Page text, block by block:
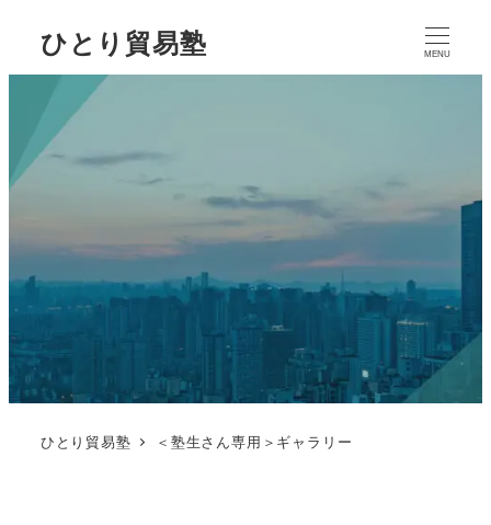
ひとり貿易塾 MENU
ひとり貿易塾 ＜塾生さん専用＞ギャラリー